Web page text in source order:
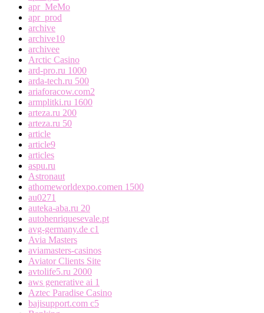
apr_MeMo
apr_prod
archive
archive10
archivee
Arctic Casino
ard-pro.ru 1000
arda-tech.ru 500
ariaforacow.com2
armplitki.ru 1600
arteza.ru 200
arteza.ru 50
article
article9
articles
aspu.ru
Astronaut
athomeworldexpo.comen 1500
au0271
auteka-aba.ru 20
autohenriquesevale.pt
avg-germany.de c1
Avia Masters
aviamasters-casinos
Aviator Clients Site
avtolife5.ru 2000
aws generative ai 1
Aztec Paradise Casino
bajisupport.com c5